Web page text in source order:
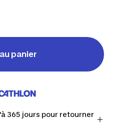
panier
365 jours pour retourner